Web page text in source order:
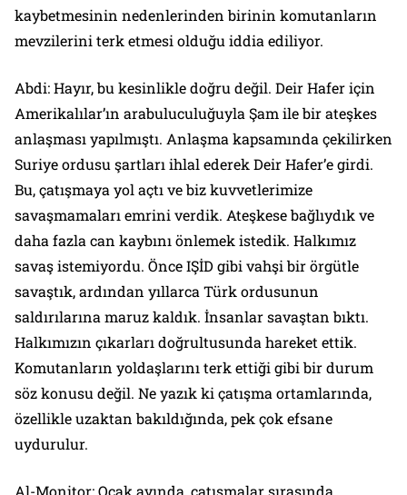
kaybetmesinin nedenlerinden birinin komutanların
mevzilerini terk etmesi olduğu iddia ediliyor.
Abdi: Hayır, bu kesinlikle doğru değil. Deir Hafer için
Amerikalılar’ın arabuluculuğuyla Şam ile bir ateşkes
anlaşması yapılmıştı. Anlaşma kapsamında çekilirken
Suriye ordusu şartları ihlal ederek Deir Hafer’e girdi.
Bu, çatışmaya yol açtı ve biz kuvvetlerimize
savaşmamaları emrini verdik. Ateşkese bağlıydık ve
daha fazla can kaybını önlemek istedik. Halkımız
savaş istemiyordu. Önce IŞİD gibi vahşi bir örgütle
savaştık, ardından yıllarca Türk ordusunun
saldırılarına maruz kaldık. İnsanlar savaştan bıktı.
Halkımızın çıkarları doğrultusunda hareket ettik.
Komutanların yoldaşlarını terk ettiği gibi bir durum
söz konusu değil. Ne yazık ki çatışma ortamlarında,
özellikle uzaktan bakıldığında, pek çok efsane
uydurulur.
Al-Monitor: Ocak ayında, çatışmalar sırasında